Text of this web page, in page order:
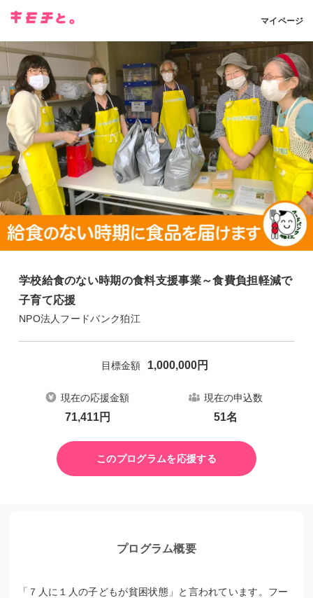
マイページ
学校給食のない時期の食料支援事業～食費負担軽減で
子育て応援
NPO法人フードバンク狛江
目標金額 1,000,000円
現在の応援金額
71,411円
現在の申込数
51名
このプログラムを応援する
プログラム概要
「７人に１人の子どもが貧困状態」と言われています。フー